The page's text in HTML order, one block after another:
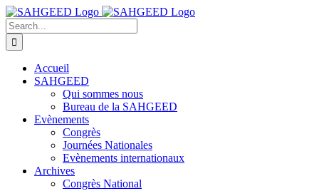
Skip
to
content
Facebook
Search
for:
Accueil
SAHGEED
Qui sommes nous
Bureau de la SAHGEED
Evènements
Congrès
Journées Nationales
Evènements internationaux
Archives
Congrès National